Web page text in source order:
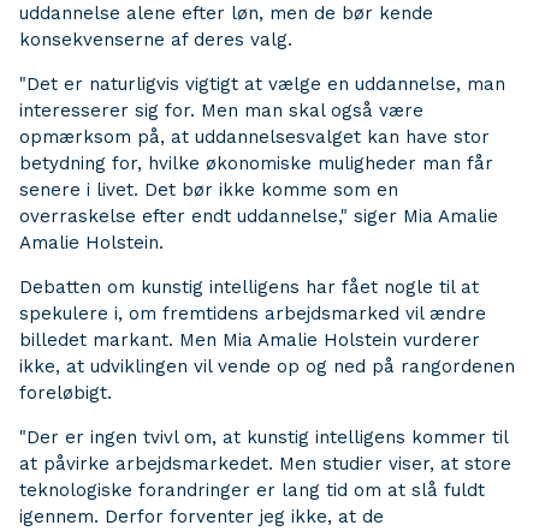
uddannelse alene efter løn, men de bør kende
konsekvenserne af deres valg.
"Det er naturligvis vigtigt at vælge en uddannelse, man
interesserer sig for. Men man skal også være
opmærksom på, at uddannelsesvalget kan have stor
betydning for, hvilke økonomiske muligheder man får
senere i livet. Det bør ikke komme som en
overraskelse efter endt uddannelse," siger Mia Amalie
Amalie Holstein.
Debatten om kunstig intelligens har fået nogle til at
spekulere i, om fremtidens arbejdsmarked vil ændre
billedet markant. Men Mia Amalie Holstein vurderer
ikke, at udviklingen vil vende op og ned på rangordenen
foreløbigt.
"Der er ingen tvivl om, at kunstig intelligens kommer til
at påvirke arbejdsmarkedet. Men studier viser, at store
teknologiske forandringer er lang tid om at slå fuldt
igennem. Derfor forventer jeg ikke, at de